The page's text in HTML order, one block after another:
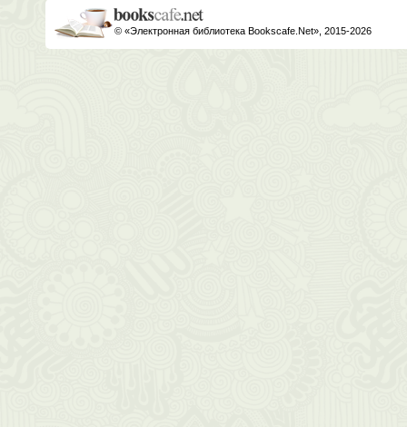
© «Электронная библиотека Bookscafe.Net», 2015-2026